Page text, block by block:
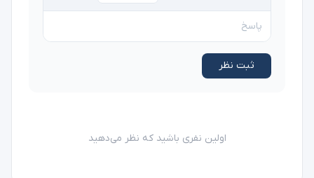
ثبت نظر
اولین نفری باشید که نظر می‌دهید